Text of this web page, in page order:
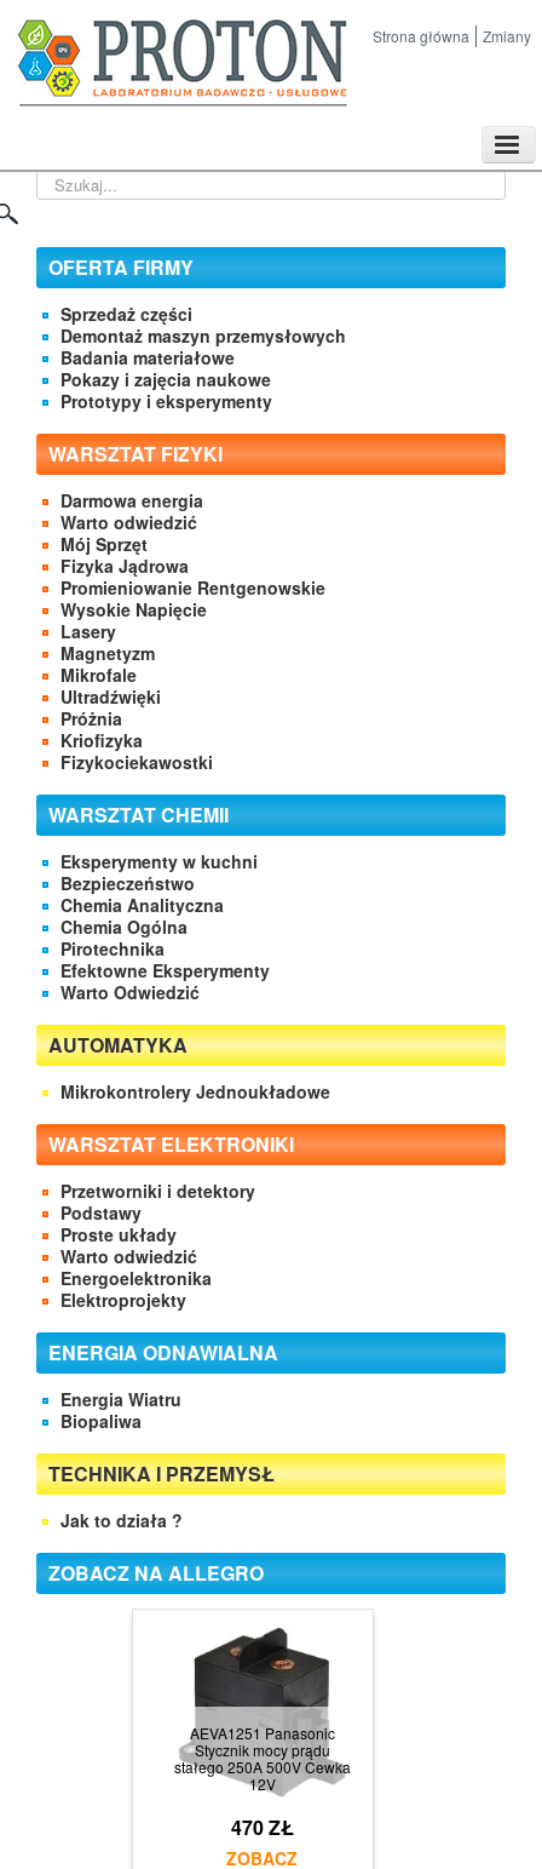
Strona główna Zmiany
Kontakt
Szukaj...
OFERTA FIRMY
Sprzedaż części
Demontaż maszyn przemysłowych
Badania materiałowe
Pokazy i zajęcia naukowe
Prototypy i eksperymenty
WARSZTAT FIZYKI
Darmowa energia
Warto odwiedzić
Mój Sprzęt
Fizyka Jądrowa
Promieniowanie Rentgenowskie
Wysokie Napięcie
Lasery
Magnetyzm
Mikrofale
Ultradźwięki
Próżnia
Kriofizyka
Fizykociekawostki
WARSZTAT CHEMII
Eksperymenty w kuchni
Bezpieczeństwo
Chemia Analityczna
Chemia Ogólna
Pirotechnika
Efektowne Eksperymenty
Warto Odwiedzić
AUTOMATYKA
Mikrokontrolery Jednoukładowe
WARSZTAT ELEKTRONIKI
Przetworniki i detektory
Podstawy
Proste układy
Warto odwiedzić
Energoelektronika
Elektroprojekty
ENERGIA ODNAWIALNA
Energia Wiatru
Biopaliwa
TECHNIKA I PRZEMYSŁ
Jak to działa ?
ZOBACZ NA ALLEGRO
AEVA1251 Panasonic
Stycznik mocy prądu
stałego 250A 500V Cewka
12V
470 ZŁ